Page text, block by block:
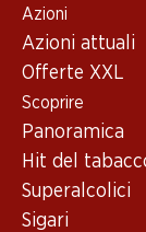
Azioni
Azioni attuali
Offerte XXL
Scoprire
Panoramica
Hit del
Superalcolici
Sigari
Vino/
varie regioni
-